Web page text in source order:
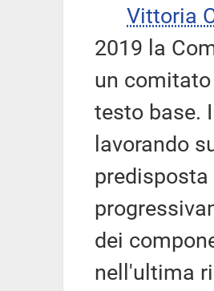
Vittoria
2019 la
un
testo base.
lavorando
dei
nell'ultima